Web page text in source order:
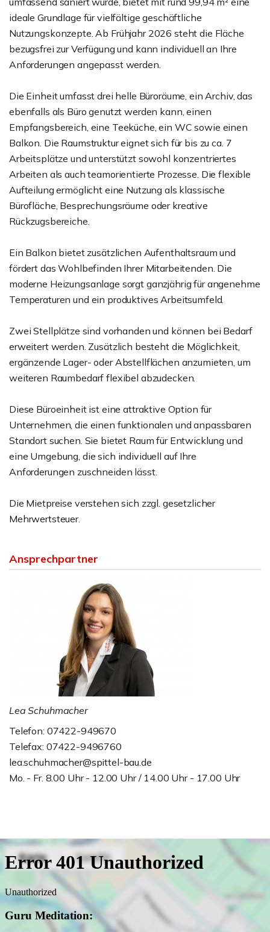
ideale Grundlage für vielfältige geschäftliche
Nutzungskonzepte. Ab Frühjahr 2026 steht die Fläche
bezugsfrei zur Verfügung und kann individuell an Ihre
Anforderungen angepasst werden.
Die Einheit umfasst drei helle Büroräume, ein Archiv, das
ebenfalls als Büro genutzt werden kann, einen
Empfangsbereich, eine Teeküche, ein WC sowie einen
Balkon. Die Raumstruktur eignet sich für bis zu ca. 7
Arbeitsplätze und unterstützt sowohl konzentriertes
Arbeiten als auch teamorientierte Prozesse. Die flexible
Aufteilung ermöglicht eine Nutzung als klassische
Bürofläche, Besprechungsräume oder kreative
Rückzugsbereiche.
Ein Balkon bietet zusätzlichen Aufenthaltsraum und
fördert das Wohlbefinden Ihrer Mitarbeitenden. Die
moderne Heizungsanlage sorgt ganzjährig für angenehme
Temperaturen und ein produktives Arbeitsumfeld.
Zwei Stellplätze sind vorhanden und können bei Bedarf
erweitert werden. Zusätzlich besteht die Möglichkeit,
ergänzende Lager- oder Abstellflächen anzumieten, um
weiteren Raumbedarf flexibel abzudecken.
Diese Büroeinheit ist eine attraktive Option für
Unternehmen, die einen funktionalen und anpassbaren
Standort suchen. Sie bietet Raum für Entwicklung und
eine Umgebung, die sich individuell auf Ihre
Anforderungen zuschneiden lässt.
Die Mietpreise verstehen sich zzgl. gesetzlicher
Mehrwertsteuer.
Ansprechpartner
Lea Schuhmacher
Telefon: 07422-949670
Telefax: 07422-9496760
lea.schuhmacher@spittel-bau.de
Mo. - Fr. 8.00 Uhr - 12.00 Uhr / 14.00 Uhr - 17.00 Uhr